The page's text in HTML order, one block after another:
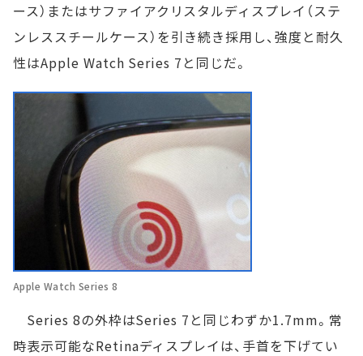
ース）またはサファイアクリスタルディスプレイ（ステ
ンレススチールケース）を引き続き採用し、強度と耐久
性はApple Watch Series 7と同じだ。
Apple Watch Series 8
Series 8の外枠はSeries 7と同じわずか1.7mm。常
時表示可能なRetinaディスプレイは、手首を下げてい